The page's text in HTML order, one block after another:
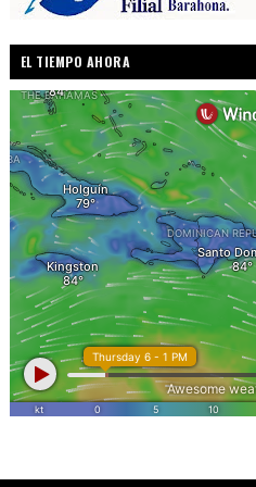
EL TIEMPO AHORA